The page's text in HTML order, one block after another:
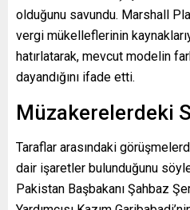
olduğunu savundu. Marshall
vergi mükelleflerinin
hatırlatarak, mevcut modelin
dayandığını ifade etti.
Müzakerelerdeki
Taraflar arasındaki
dair işaretler bulunduğunu
Pakistan Başbakanı Şahbaz